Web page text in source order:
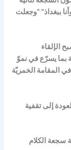
ببغداذ” “وجعلت
الإلقاء
بما يسرّع في نموّ
المقامة الخمريّة
إلى تقفية
سجعة الكلام